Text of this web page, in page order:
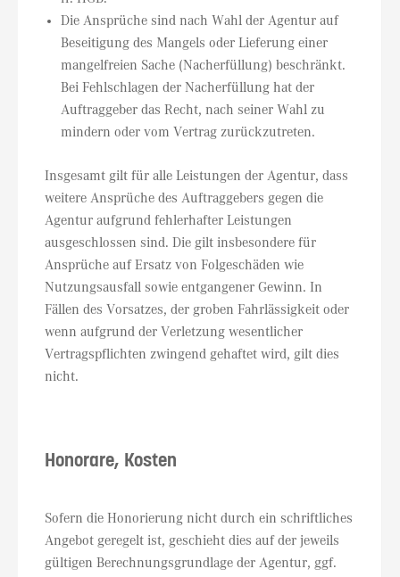
Die Ansprüche sind nach Wahl der Agentur auf
Beseitigung des Mangels oder Lieferung einer
mangelfreien Sache (Nacherfüllung) beschränkt.
Bei Fehlschlagen der Nacherfüllung hat der
Auftraggeber das Recht, nach seiner Wahl zu
mindern oder vom Vertrag zurückzutreten.
Insgesamt gilt für alle Leistungen der Agentur, dass
weitere Ansprüche des Auftraggebers gegen die
Agentur aufgrund fehlerhafter Leistungen
ausgeschlossen sind. Die gilt insbesondere für
Ansprüche auf Ersatz von Folgeschäden wie
Nutzungsausfall sowie entgangener Gewinn. In
Fällen des Vorsatzes, der groben Fahrlässigkeit oder
wenn aufgrund der Verletzung wesentlicher
Vertragspflichten zwingend gehaftet wird, gilt dies
nicht.
Honorare, Kosten
Sofern die Honorierung nicht durch ein schriftliches
Angebot geregelt ist, geschieht dies auf der jeweils
gültigen Berechnungsgrundlage der Agentur, ggf.